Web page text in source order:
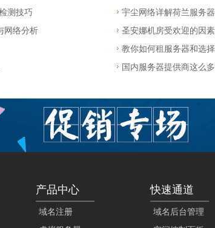
测技巧
网络分析
宇尘网络详解荷兰服务
圣安娜机房受欢迎的因素
教你如何租服务器和选
国内服务器提供商这么
产品中心
域名注册
快速通道
域名后台管理